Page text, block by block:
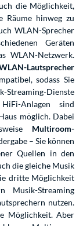
die Möglichkeit,
Räume hinweg zu
WLAN-Sprecher
Geräten
WLAN-Netzwerk.
Lautsprecher
sodass Sie
Streaming-Dienste
Anlagen sind
möglich. Dabei
Multiroom-
– Sie können
Quellen in den
die gleiche Musik
dritte Möglichkeit
Musik-Streaming
nutzen.
Möglichkeit. Aber